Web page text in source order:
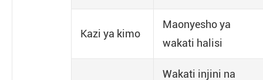
Kazi ya kimo
Maonyesho ya
wakati halisi
Wakati injini na